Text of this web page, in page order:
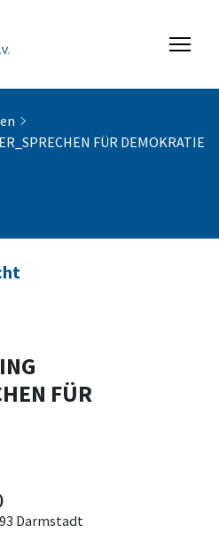
FÜR DEMOKRATIE
FÜR
Darmstadt